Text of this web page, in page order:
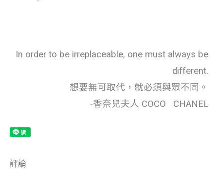
In order to be irreplaceable, one must always be
different.
想要無可取代，就必須與眾不同。
-香奈兒夫人 COCO CHANEL
評論